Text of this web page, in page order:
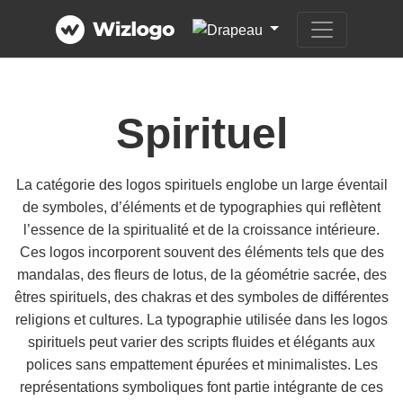
Spirituel
La catégorie des logos spirituels englobe un large éventail
de symboles, d’éléments et de typographies qui reflètent
l’essence de la spiritualité et de la croissance intérieure.
Ces logos incorporent souvent des éléments tels que des
mandalas, des fleurs de lotus, de la géométrie sacrée, des
êtres spirituels, des chakras et des symboles de différentes
religions et cultures. La typographie utilisée dans les logos
spirituels peut varier des scripts fluides et élégants aux
polices sans empattement épurées et minimalistes. Les
représentations symboliques font partie intégrante de ces